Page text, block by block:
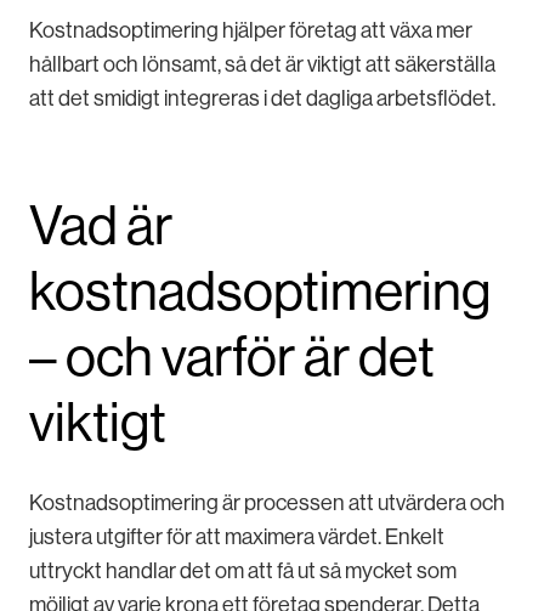
Kostnadsoptimering hjälper företag att växa mer
hållbart och lönsamt, så det är viktigt att säkerställa
att det smidigt integreras i det dagliga arbetsflödet.
Vad är
kostnadsoptimering
– och varför är det
viktigt
Kostnadsoptimering är processen att utvärdera och
justera utgifter för att maximera värdet. Enkelt
uttryckt handlar det om att få ut så mycket som
möjligt av varje krona ett företag spenderar. Detta